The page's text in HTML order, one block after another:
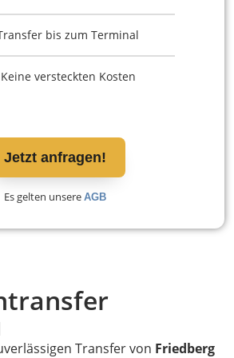
Transfer von Friedberg
bis zum Terminal
Keine versteckten Kosten
Jetzt anfragen!
Es gelten unsere AGB